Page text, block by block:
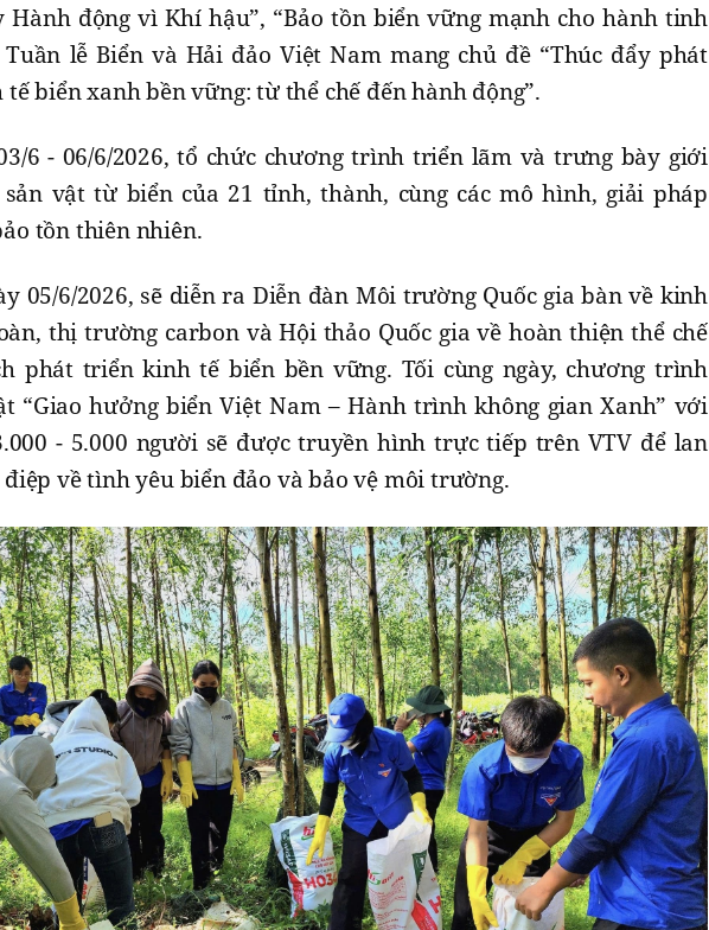
Hành động vì Khí hậu”, “Bảo tồn biển vững mạnh cho hành tinh
lễ Biển và Hải đảo Việt Nam mang chủ đề “Thúc đẩy phát
biển xanh bền vững: từ thể chế đến hành động”.
6 - 06/6/2026, tổ chức chương trình triển lãm và trưng bày giới
vật từ biển của 21 tỉnh, thành, cùng các mô hình, giải pháp
tồn thiên nhiên.
05/6/2026, sẽ diễn ra Diễn đàn Môi trường Quốc gia bàn về kinh
thị trường carbon và Hội thảo Quốc gia về hoàn thiện thể chế
phát triển kinh tế biển bền vững. Tối cùng ngày, chương trình
“Giao hưởng biển Việt Nam – Hành trình không gian Xanh” với
- 5.000 người sẽ được truyền hình trực tiếp trên VTV để lan
về tình yêu biển đảo và bảo vệ môi trường.